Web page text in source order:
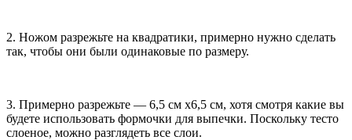
2. Ножом разрежьте на квадратики, примерно нужно сделать
так, чтобы они были одинаковые по размеру.
3. Примерно разрежьте — 6,5 см х6,5 см, хотя смотря какие вы
будете использовать формочки для выпечки. Поскольку тесто
слоеное, можно разглядеть все слои.